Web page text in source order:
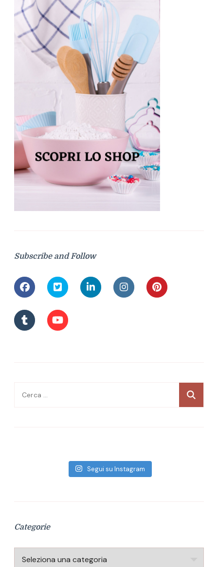
Subscribe and Follow
Ricerca
Segui su Instagram
Categorie
Categorie